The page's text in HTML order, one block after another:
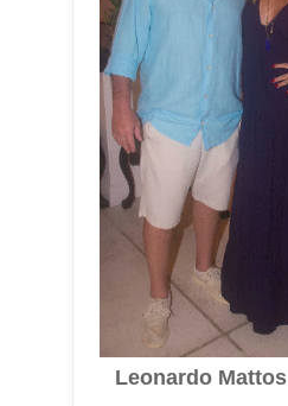
Leonardo Mattos